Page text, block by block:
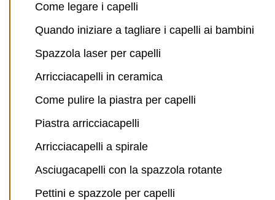
Come legare i capelli
Quando iniziare a tagliare i capelli ai bambini
Spazzola laser per capelli
Arricciacapelli in ceramica
Come pulire la piastra per capelli
Piastra arricciacapelli
Arricciacapelli a spirale
Asciugacapelli con la spazzola rotante
Pettini e spazzole per capelli